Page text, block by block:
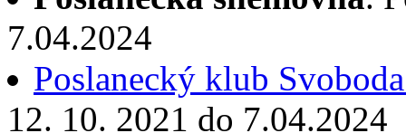
7.04.2024
Poslanecký klub
12. 10. 2021 do 7.04.2024